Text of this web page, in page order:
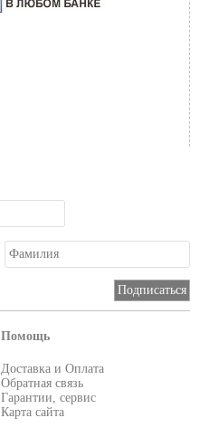
Помощь
Доставка и Оплата
Обратная связь
Гарантии, сервис
Карта сайта